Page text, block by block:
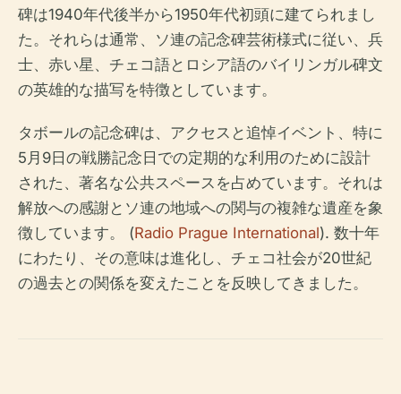
碑は1940年代後半から1950年代初頭に建てられまし
た。それらは通常、ソ連の記念碑芸術様式に従い、兵
士、赤い星、チェコ語とロシア語のバイリンガル碑文
の英雄的な描写を特徴としています。
タボールの記念碑は、アクセスと追悼イベント、特に
5月9日の戦勝記念日での定期的な利用のために設計
された、著名な公共スペースを占めています。それは
解放への感謝とソ連の地域への関与の複雑な遺産を象
徴しています。 (Radio Prague International). 数十年
にわたり、その意味は進化し、チェコ社会が20世紀
の過去との関係を変えたことを反映してきました。